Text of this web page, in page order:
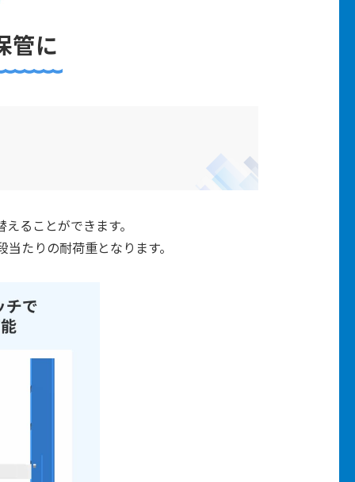
管に
ることができます。
たりの耐荷重となります。